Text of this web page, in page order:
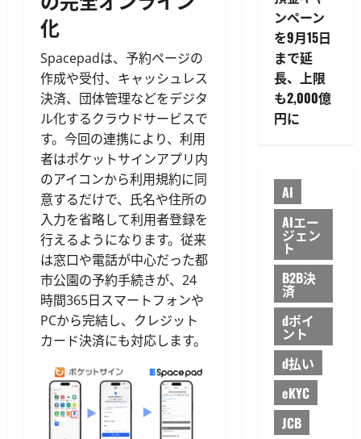
化
Spacepadは、予約ページの
作成や受付、キャッシュレス
決済、団体管理などをデジタ
ル化するクラウドサービスで
す。今回の連携により、利用
者はポケットサインアプリ内
のアイコンから利用規約に同
意するだけで、氏名や住所の
入力を省略して利用者登録を
行えるようになります。従来
は窓口や電話が中心だった都
市公園の予約手続きが、24
時間365日スマートフォンや
PCから完結し、クレジット
カード決済にも対応します。
ンペーン
を9月15日
まで延
長、上限
も2,000億
円に
AI
AIエー
ジェン
ト
B2B決
済
dポイ
ント
d払い
eKYC
JCB